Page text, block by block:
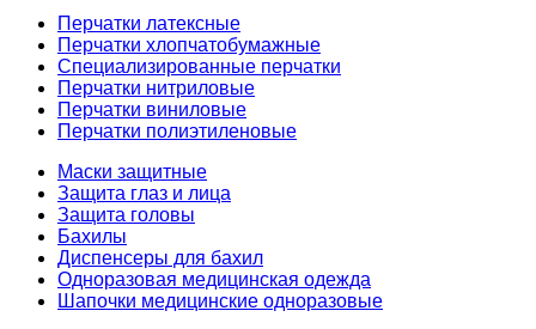
Перчатки латексные
Перчатки хлопчатобумажные
Специализированные перчатки
Перчатки нитриловые
Перчатки виниловые
Перчатки полиэтиленовые
Маски защитные
Защита глаз и лица
Защита головы
Бахилы
Диспенсеры для бахил
Одноразовая медицинская одежда
Шапочки медицинские одноразовые